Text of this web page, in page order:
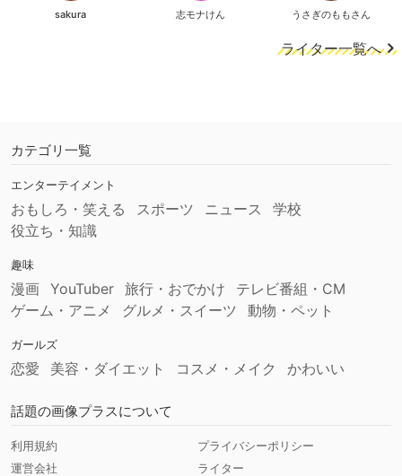
sakura 志モナけん うさぎのももさん
ライター一覧へ
カテゴリ一覧
エンターテイメント
おもしろ・笑える スポーツ ニュース
学校
役立ち・知識
趣味
漫画 YouTuber 旅行・おでかけ
テレビ番組・CM
ゲーム・アニメ
グルメ・スイーツ 動物・ペット
ガールズ
恋愛 美容・ダイエット コスメ・メイク かわいい
話題の画像プラスについて
利用規約
プライバシーポリシー
運営会社
ライター